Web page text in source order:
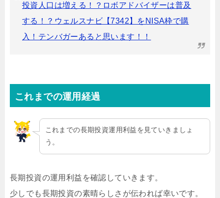
投資人口は増える！？ロボアドバイザーは普及
する！？ウェルスナビ【7342】をNISA枠で購
入！テンバガーあると思います！！
これまでの運用経過
これまでの長期投資運用利益を見ていきましょ
う。
長期投資の運用利益を確認していきます。
少しでも長期投資の素晴らしさが伝われば幸いです。